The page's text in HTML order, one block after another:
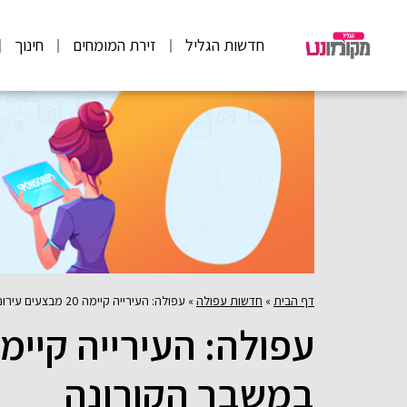
חדשות הגליל זירת המומחים חינוך
דף הבית » חדשות עפולה» עפולה: העירייה קיימה 20 מבצעים עירוניים במשבר הקורונה
במשבר הקורונה